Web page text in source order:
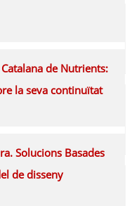
de Nutrients:
la seva continuïtat
Programa
Solucions Basades
de disseny